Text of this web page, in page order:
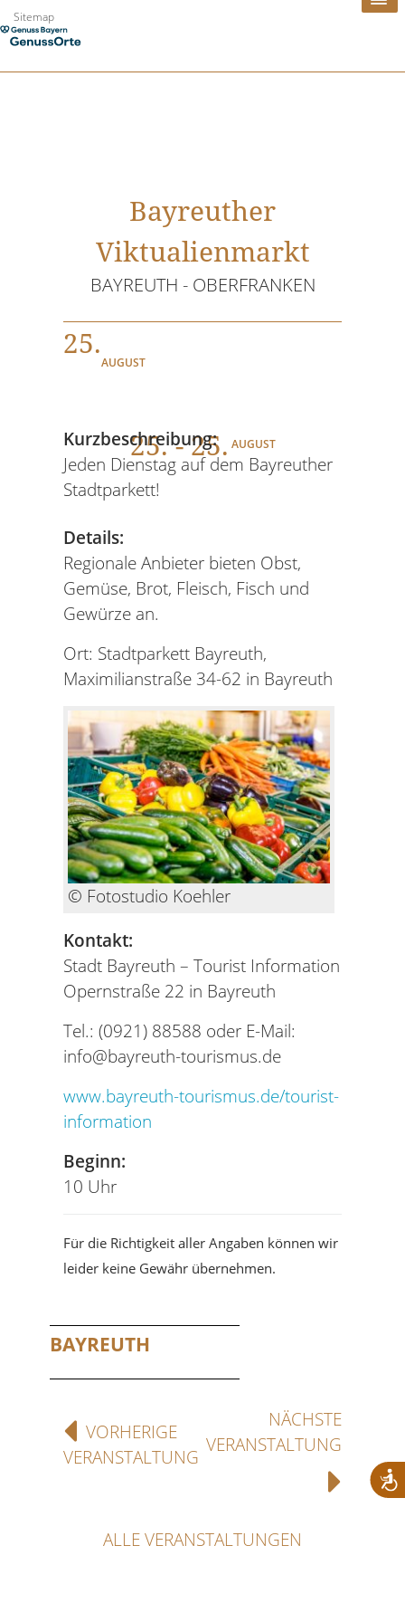
Zum
Inhalt
Sitemap
Bayreuther
Viktualienmarkt
BAYREUTH - OBERFRANKEN
25.
AUGUST
25. - 25. AUGUST
Kurzbeschreibung:
Jeden Dienstag auf dem Bayreuther
Stadtparkett!
Details:
Regionale Anbieter bieten Obst,
Gemüse, Brot, Fleisch, Fisch und
Gewürze an.
Ort: Stadtparkett Bayreuth,
Maximilianstraße 34-62 in Bayreuth
© Fotostudio Koehler
Kontakt:
Stadt Bayreuth – Tourist Information
Opernstraße 22 in Bayreuth
Tel.: (0921) 88588 oder E-Mail:
info@bayreuth-tourismus.de
www.bayreuth-tourismus.de/tourist-
information
Beginn:
10 Uhr
Für die Richtigkeit aller Angaben können wir
leider keine Gewähr übernehmen.
BAYREUTH
VORHERIGE
VERANSTALTUNG
NÄCHSTE
VERANSTALTUNG
ALLE VERANSTALTUNGEN